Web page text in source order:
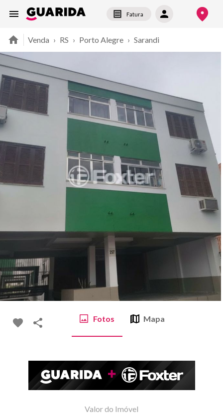
Fatura
Venda › RS › Porto Alegre › Sarandi
Fotos Mapa
Valor do Imóvel